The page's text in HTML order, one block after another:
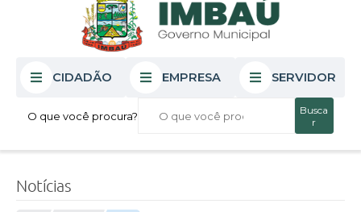
O que você procura?
CIDADÃO EMPRESA SERVIDOR
Notícias